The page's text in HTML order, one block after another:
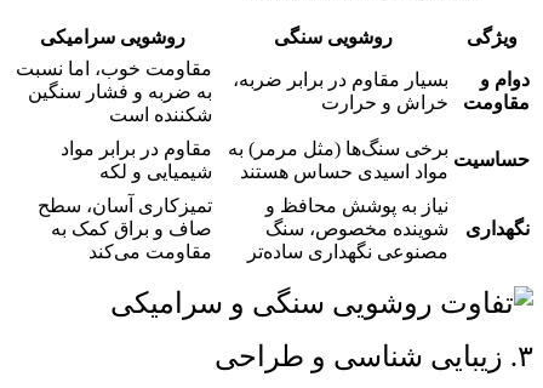
ویژگی روشویی سنگی روشویی سرامیکی
دوام و
مقاومت
بسیار مقاوم در برابر ضربه،
خراش و حرارت
مقاومت خوب، اما نسبت
به ضربه و فشار سنگین
شکننده است
حساسیت
برخی سنگ‌ها (مثل مرمر) به
مواد اسیدی حساس هستند
مقاوم در برابر مواد
شیمیایی و لکه
نگهداری
نیاز به پوشش محافظ و
شوینده مخصوص، سنگ
مصنوعی نگهداری ساده‌تر
تمیزکاری آسان، سطح
صاف و براق کمک به
مقاومت می‌کند
۳. زیبایی‌ شناسی و طراحی